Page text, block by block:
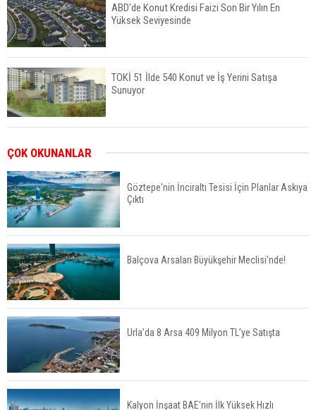
ABD'de Konut Kredisi Faizi Son Bir Yılın En
Yüksek Seviyesinde
TOKİ 51 İlde 540 Konut ve İş Yerini Satışa
Sunuyor
TOKİ'nin Kiralık Sosyal Konut Modeli Kiraları
Düşürür Mü?
Yüzde 16,2 Arttı
Konut Satışları Güçlü Seyrini Korudu Yabancıya
Satış Geriledi
ÇOK OKUNANLAR
Göztepe'nin İnciraltı Tesisi İçin Planlar Askıya
Çıktı
Balçova Arsaları Büyükşehir Meclisi'nde!
Urla’da 8 Arsa 409 Milyon TL’ye Satışta
Kalyon İnşaat BAE'nin İlk Yüksek Hızlı